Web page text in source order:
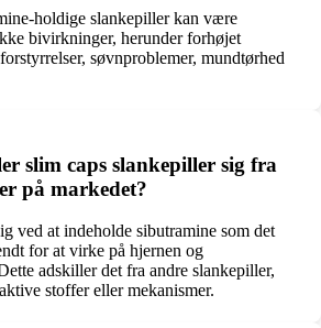
holdige slankepiller kan være
bivirkninger, herunder forhøjet
søvnproblemer, mundtørhed
slim caps slankepiller sig fra
på markedet?
ved at indeholde sibutramine som det
for at virke på hjernen og
adskiller det fra andre slankepiller,
stoffer eller mekanismer.